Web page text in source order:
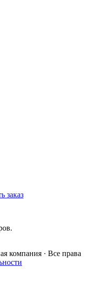
заказ
компания · Все права